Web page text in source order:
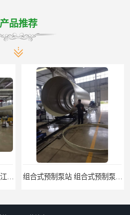
产品推荐
湖北缠绕筒体PP泵站耐腐蚀HMPP泵站 预制提升泵站 铭源环保HMPP泵站